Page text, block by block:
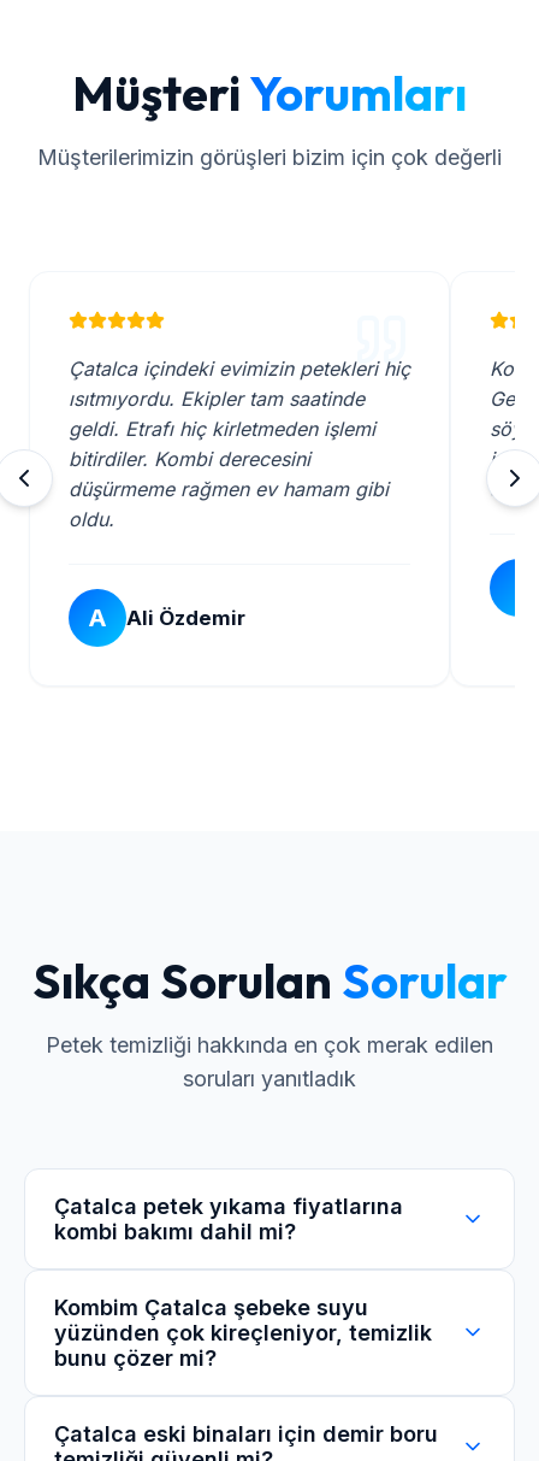
MüşteriYorumları
Müşterilerimizin görüşleri bizim için çok değerli
Çatalca içindeki evimizin petekleri hiç
ısıtmıyordu. Ekipler tam saatinde
geldi. Etrafı hiç kirletmeden işlemi
bitirdiler. Kombi derecesini
düşürmeme rağmen ev hamam gibi
oldu.
A Ali Özdemir
iyi ki
Sıkça Sorulan Sorular
Petek temizliği hakkında en çok merak edilen
soruları yanıtladık
Çatalca petek yıkama fiyatlarına
kombi bakımı dahil mi?
Standart petek temizliği paketlerimizde
kombinizin sadece alt filtre temizliği ücretsizdir.
Ancak Çatalca müşterilerimize özel
kampanyalarımızla genel kombi bakımını çok
cüzi bir farkla pakete dahil edebiliyoruz.
Kombim Çatalca şebeke suyu
yüzünden çok kireçleniyor, temizlik
bunu çözer mi?
Evet, kullandığımız koruyucu (inhibitör) sıvılar,
Çatalca eski binaları için demir boru